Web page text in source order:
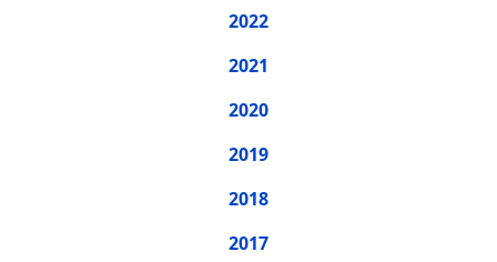
2022
2021
2020
2019
2018
2017